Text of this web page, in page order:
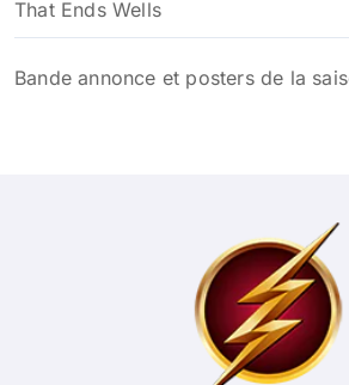
That Ends Wells
Bande annonce et posters de la